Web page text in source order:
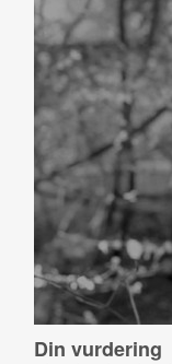
Din vurdering